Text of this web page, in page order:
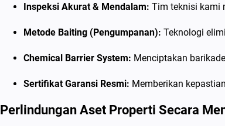
Inspeksi Akurat & Mendalam: Tim teknisi kami
Metode Baiting (Pengumpanan): Teknologi
Chemical Barrier System: Menciptakan
Sertifikat Garansi Resmi: Memberikan
Perlindungan Aset Properti Secara